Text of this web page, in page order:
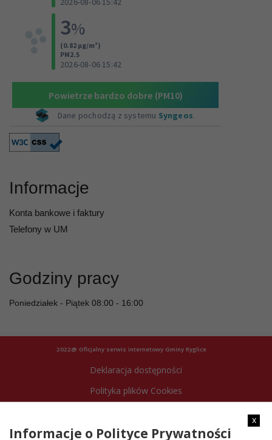
Informacje
Konta bankowe i faktury
Telefony w UM
Godziny pracy
Poniedziałek - Piątek 08:00 - 16:00
2022@ Oficjalny serwis internetowy Gminy Ryglice
Deklaracja dostępności
Polityka plików Cookies
x
Informacje o Polityce Prywatności